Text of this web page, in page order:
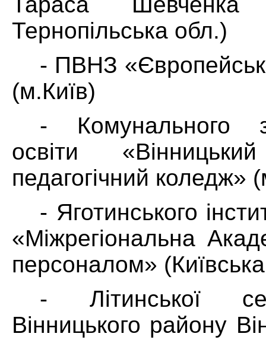
Тернопільська обл.)
- ПВНЗ
(м.Київ)
- Комунального
освіти
педагогічний коледж»
- Яготинського
«Міжрегіональна
персоналом»
- Літинської
Вінницького району